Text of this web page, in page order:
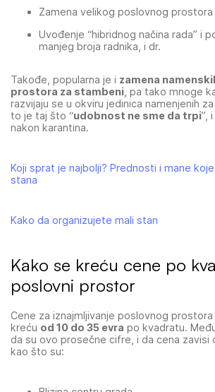
Zamena velikog poslovnog prostora
Uvođenje “hibridnog načina rada” i
manjeg broja radnika, i dr.
Takođe, popularna je i zamena
prostora za stambeni , pa tako mnoge
razvijaju se u okviru jedinica namenjenih
to je taj što “udobnost ne sme da trpi”,
nakon karantina.
Koji sprat je najbolji? Prednosti i mane
stana
Kako da organizujete mali stan
Kako se kreću cene po
poslovni prostor
Cene za iznajmljivanje poslovnog
kreću od 10 do 35 evra po kvadratu.
da su ovo prosečne cifre, i da cena zavisi
kao što su: